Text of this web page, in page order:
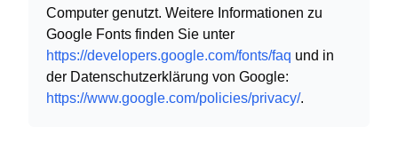
Computer genutzt. Weitere Informationen zu
Google Fonts finden Sie unter
https://developers.google.com/fonts/faq und in
der Datenschutzerklärung von Google:
https://www.google.com/policies/privacy/.